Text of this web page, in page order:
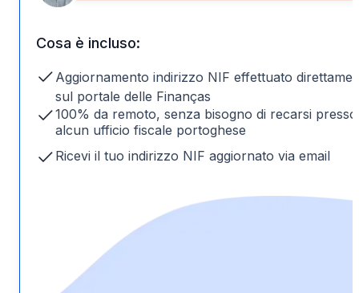
Cosa è incluso:
Aggiornamento indirizzo NIF effettuato
sul portale delle Finanças
100% da remoto, senza bisogno di recarsi presso
alcun ufficio fiscale portoghese
Ricevi il tuo indirizzo NIF aggiornato via email